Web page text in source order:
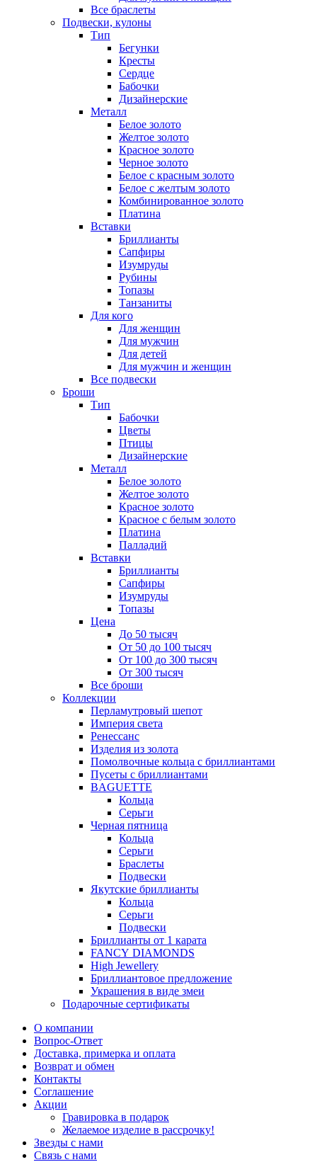
Все браслеты
Подвески, кулоны
Тип
Бегунки
Кресты
Сердце
Бабочки
Дизайнерские
Металл
Белое золото
Желтое золото
Красное золото
Черное золото
Белое с красным золото
Белое с желтым золото
Комбинированное золото
Платина
Вставки
Бриллианты
Сапфиры
Изумруды
Рубины
Топазы
Танзаниты
Для кого
Для женщин
Для мужчин
Для детей
Для мужчин и женщин
Все подвески
Броши
Тип
Бабочки
Цветы
Птицы
Дизайнерские
Металл
Белое золото
Желтое золото
Красное золото
Красное с белым золото
Платина
Палладий
Вставки
Бриллианты
Сапфиры
Изумруды
Топазы
Цена
До 50 тысяч
От 50 до 100 тысяч
От 100 до 300 тысяч
От 300 тысяч
Все броши
Коллекции
Перламутровый шепот
Империя света
Ренессанс
Изделия из золота
Помолвочные кольца с бриллиантами
Пусеты с бриллиантами
BAGUETTE
Кольца
Серьги
Черная пятница
Кольца
Серьги
Браслеты
Подвески
Якутские бриллианты
Кольца
Серьги
Подвески
Бриллианты от 1 карата
FANCY DIAMONDS
High Jewellery
Бриллиантовое предложение
Украшения в виде змеи
Подарочные сертификаты
О компании
Вопрос-Ответ
Доставка, примерка и оплата
Возврат и обмен
Контакты
Соглашение
Акции
Гравировка в подарок
Желаемое изделие в рассрочку!
Звезды с нами
Связь с нами